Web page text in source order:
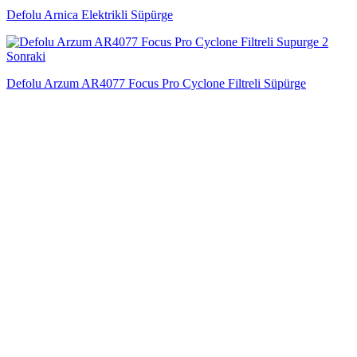
Defolu Arnica Elektrikli Süpürge
Sonraki
Defolu Arzum AR4077 Focus Pro Cyclone Filtreli Süpürge